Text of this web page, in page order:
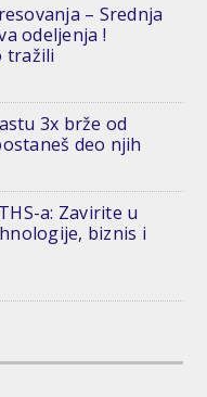
– Srednja
odeljenja !
tražili
3x brže od
deo njih
a: Zavirite u
biznis i